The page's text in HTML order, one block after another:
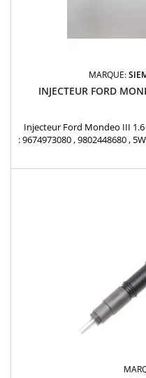
MARQUE:
INJECTEUR FORD
Injecteur Ford Mondeo III
: 9674973080 , 9802448680 ,
, Y650-13H-50A ,